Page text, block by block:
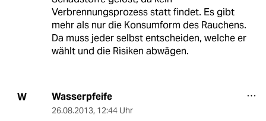
Verbrennungsprozess statt findet. Es gibt
mehr als nur die Konsumform des Rauchens.
Da muss jeder selbst entscheiden, welche er
wählt und die Risiken abwägen.
W Wasserpfeife
26.08.2013, 12:44 Uhr